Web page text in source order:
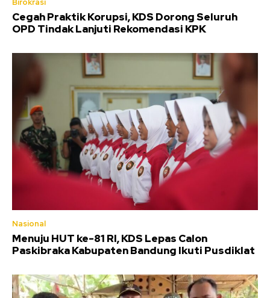
Cegah Praktik Korupsi, KDS Dorong Seluruh
OPD Tindak Lanjuti Rekomendasi KPK
Nasional
Menuju HUT ke-81 RI, KDS Lepas Calon
Paskibraka Kabupaten Bandung Ikuti Pusdiklat